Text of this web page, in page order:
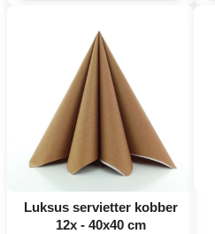
Luksus servietter kobber
12x - 40x40 cm